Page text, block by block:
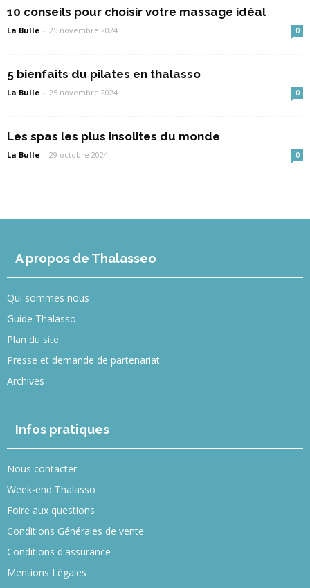
10 conseils pour choisir votre massage idéal
La Bulle - 25 novembre 2024 0
5 bienfaits du pilates en thalasso
La Bulle - 25 novembre 2024 0
Les spas les plus insolites du monde
La Bulle - 29 octobre 2024 0
A propos de Thalasseo
Qui sommes nous
Guide Thalasso
Plan du site
Presse et demande de partenariat
Archives
Infos pratiques
Nous contacter
Week-end Thalasso
Foire aux questions
Conditions Générales de vente
Conditions d'assurance
Mentions Légales